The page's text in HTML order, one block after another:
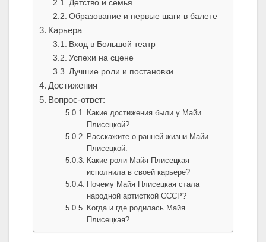
Детство и семья
Образование и первые шаги в балете
Карьера
Вход в Большой театр
Успехи на сцене
Лучшие роли и постановки
Достижения
Вопрос-ответ:
Какие достижения были у Майи
Плисецкой?
Расскажите о ранней жизни Майи
Плисецкой.
Какие роли Майя Плисецкая
исполнила в своей карьере?
Почему Майя Плисецкая стала
народной артисткой СССР?
Когда и где родилась Майя
Плисецкая?